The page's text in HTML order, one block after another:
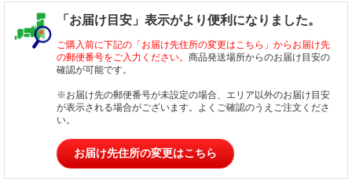
「お届け目安」表示がより便利になりました。
ご購入前に下記の「お届け先住所の変更はこちら」からお届け先
の郵便番号をご入力ください。 商品発送場所からのお届け目安の
確認が可能です。
※お届け先の郵便番号が未設定の場合、エリア以外のお届け目安
が表示される場合がございます。よくご確認のうえご注文くださ
い。
お届け先住所の変更はこちら